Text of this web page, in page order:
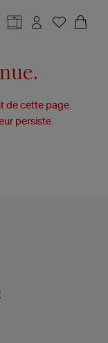
de cette page.
persiste.